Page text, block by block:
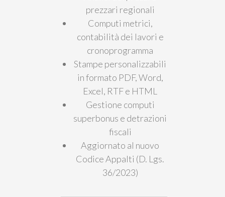
prezzari regionali
Computi metrici,
contabilità dei lavori e
cronoprogramma
Stampe personalizzabili
in formato PDF, Word,
Excel, RTF e HTML
Gestione computi
superbonus e detrazioni
fiscali
Aggiornato al nuovo
Codice Appalti (D. Lgs.
36/2023)